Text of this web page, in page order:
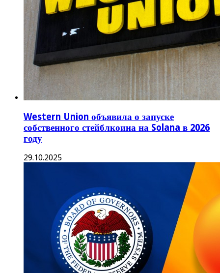
Western Union объявила о запуске
собственного стейблкоина на Solana в 2026
году
29.10.2025